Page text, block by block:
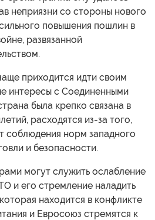
неприязни со стороны нового
повышения пошлин в
развязанной
приходится идти своим
интересы с Соединенными
была крепко связана в
расходятся из-за того,
соблюдения норм западного
и безопасности.
могут служить ослабление
и его стремление наладить
находится в конфликте
и Евросоюз стремятся к